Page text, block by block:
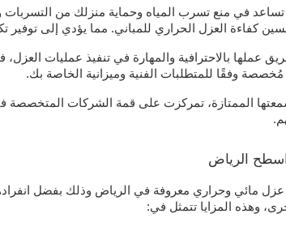
تساعد في منع تسرب المياه وحماية منزلك من التسربات
كفاءة العزل الحراري للمباني. مما يؤدي إلى توفير
عملها بالاحترافية والمهارة في تنفيذ عمليات العزل،
وفقًا للمتطلبات الفنية وميزانية الخاصة بك.
الممتازة، تمركزت على قمة الشركات المتخصصة
الرياض
مائي وحراري معروفة في الرياض وذلك بفضل
وهذه المزايا تتمثل في: